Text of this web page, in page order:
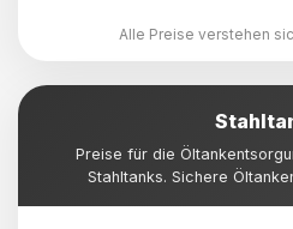
Alle Preise verstehen
Preise für die
Stahltanks. Sichere